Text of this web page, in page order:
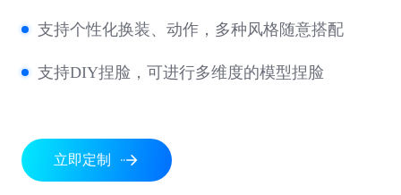
支持个性化换装、动作，多种风格随意搭配
支持DIY捏脸，可进行多维度的模型捏脸
立即定制